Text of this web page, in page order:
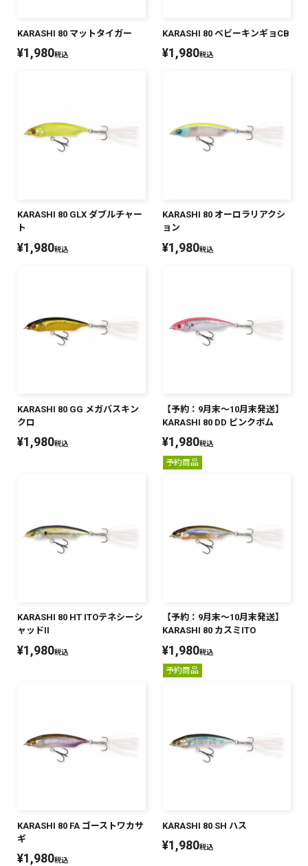
KARASHI 80 マットタイガー
¥1,980税込
KARASHI 80 ベビーキンギョCB
¥1,980税込
KARASHI 80 GLX ダブルチャー
ト
¥1,980税込
KARASHI 80 オーロラリアクシ
ョン
¥1,980税込
KARASHI 80 GG メガバスキン
クロ
¥1,980税込
【予約：9月末～10月末発送】
KARASHI 80 DD ピンクボム
¥1,980税込
予約商品
KARASHI 80 HT ITOテネシーシ
ャッドII
¥1,980税込
【予約：9月末～10月末発送】
KARASHI 80 カスミITO
¥1,980税込
予約商品
KARASHI 80 FA ゴーストワカサ
ギ
¥1,980税込
KARASHI 80 SH ハス
¥1,980税込